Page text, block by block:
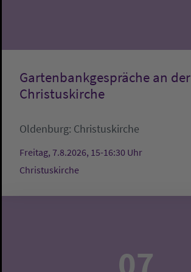
Gartenbankgespräche an der
Christuskirche
Oldenburg: Christuskirche
Freitag, 7.8.2026, 15-16:30 Uhr
Christuskirche
07